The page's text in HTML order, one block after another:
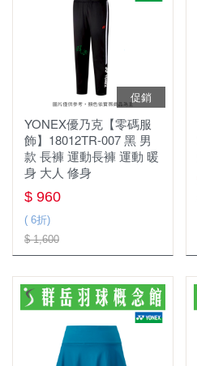
促銷
YONEX優乃克【零碼服
飾】18012TR-007 黑 男
款 長褲 運動長褲 運動 暖
身 大人 修身
$ 960
( 6折)
$ 1,600